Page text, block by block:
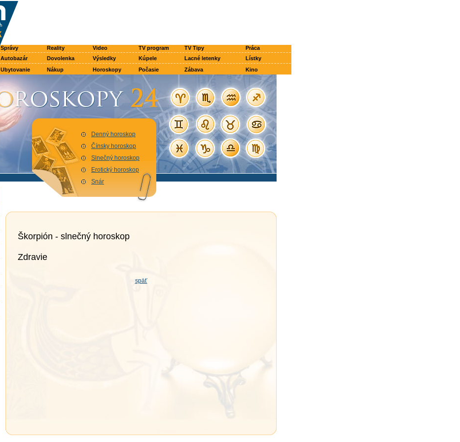
Správy Reality Video TV program TV Tipy
Práca
Autobazár Dovolenka Výsledky Kúpele Lacné letenky
Lístky
Ubytovanie Nákup Horoskopy Počasie Zábava Kino
Denný horoskop
Čínsky horoskop
Slnečný horoskop
Erotický horoskop
Snár
Škorpión - slnečný horoskop
Zdravie
späť